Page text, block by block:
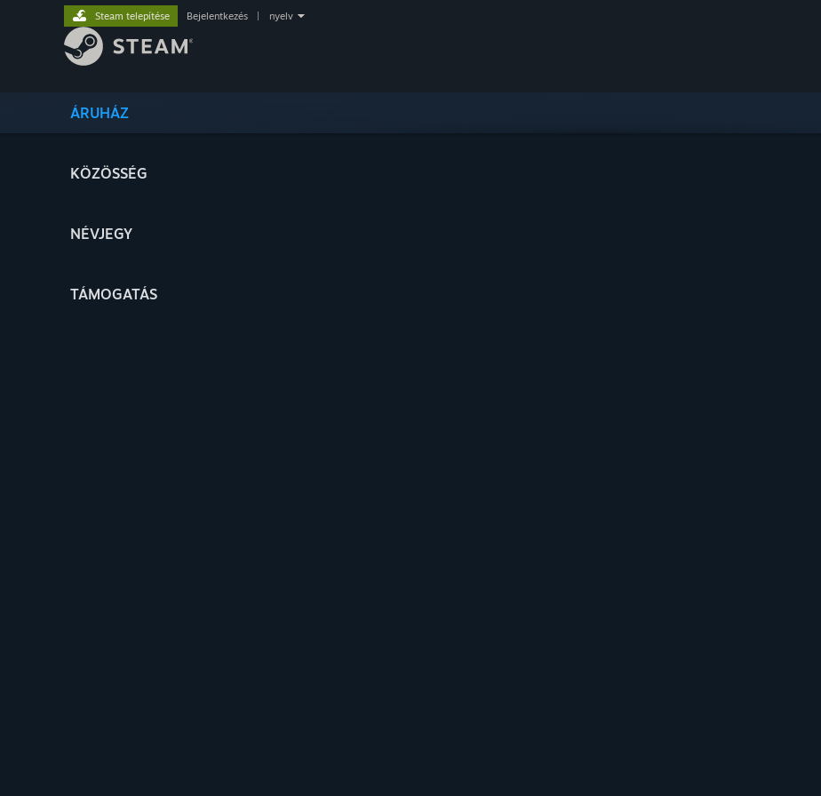
ÁRUHÁZ
KÖZÖSSÉG
NÉVJEGY
TÁMOGATÁS
Steam telepítése Bejelentkezés nyelv